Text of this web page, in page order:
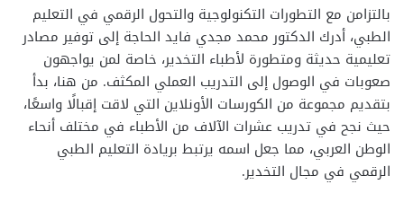
بالتزامن مع التطورات التكنولوجية والتحول الرقمي في التعليم
الطبي، أدرك الدكتور محمد مجدي فايد الحاجة إلى توفير مصادر
تعليمية حديثة ومتطورة لأطباء التخدير، خاصة لمن يواجهون
صعوبات في الوصول إلى التدريب العملي المكثف. من هنا، بدأ
بتقديم مجموعة من الكورسات الأونلاين التي لاقت إقبالًا واسعًا،
حيث نجح في تدريب عشرات الآلاف من الأطباء في مختلف أنحاء
الوطن العربي، مما جعل اسمه يرتبط بريادة التعليم الطبي
الرقمي في مجال التخدير.